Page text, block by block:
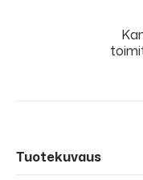
Tuotekuvaus